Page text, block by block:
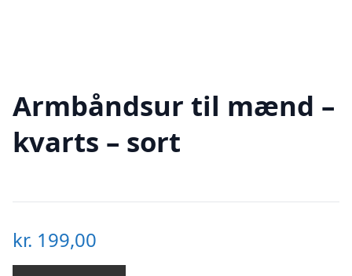
Armbåndsur til mænd –
kvarts – sort
kr. 199,00